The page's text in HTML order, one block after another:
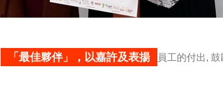
「最佳夥伴」，以嘉許及表揚
員工的付出,